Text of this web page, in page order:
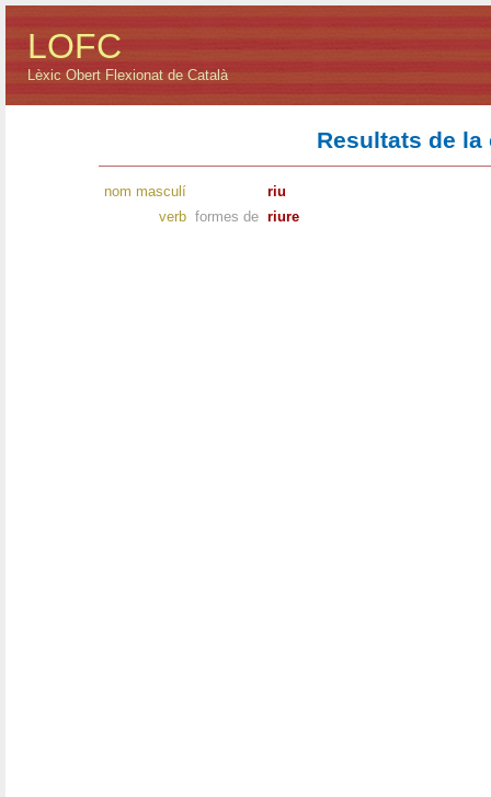
LOFC
Lèxic Obert Flexionat de Català
Resultats de la
nom masculí
riu
verb formes de riure